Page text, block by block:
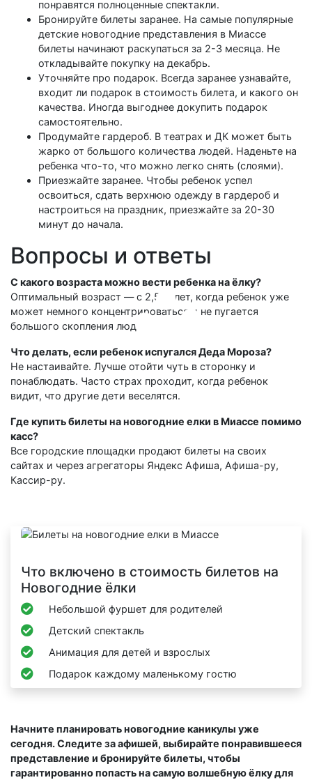
понравятся полноценные спектакли.
Бронируйте билеты заранее. На самые популярные
детские новогодние представления в Миассе
билеты начинают раскупаться за 2-3 месяца. Не
откладывайте покупку на декабрь.
Уточняйте про подарок. Всегда заранее узнавайте,
входит ли подарок в стоимость билета, и какого он
качества. Иногда выгоднее докупить подарок
самостоятельно.
Продумайте гардероб. В театрах и ДК может быть
жарко от большого количества людей. Наденьте на
ребенка что-то, что можно легко снять (слоями).
Приезжайте заранее. Чтобы ребенок успел
освоиться, сдать верхнюю одежду в гардероб и
настроиться на праздник, приезжайте за 20-30
минут до начала.
Вопросы и ответы
С какого возраста можно вести ребенка на ёлку?
Оптимальный возраст — с 2,5-3 лет, когда ребенок уже
может немного концентрироваться и не пугается
большого скопления людей.
Что делать, если ребенок испугался Деда Мороза?
Не настаивайте. Лучше отойти чуть в сторонку и
понаблюдать. Часто страх проходит, когда ребенок
видит, что другие дети веселятся.
Где купить билеты на новогодние елки в Миассе помимо
касс?
Все городские площадки продают билеты на своих
сайтах и через агрегаторы Яндекс Афиша, Афиша-ру,
Кассир-ру.
Что включено в стоимость билетов на
Новогодние ёлки
Небольшой фуршет для родителей
Детский спектакль
Анимация для детей и взрослых
Подарок каждому маленькому гостю
Начните планировать новогодние каникулы уже
сегодня. Следите за афишей, выбирайте понравившееся
представление и бронируйте билеты, чтобы
гарантированно попасть на самую волшебную ёлку для